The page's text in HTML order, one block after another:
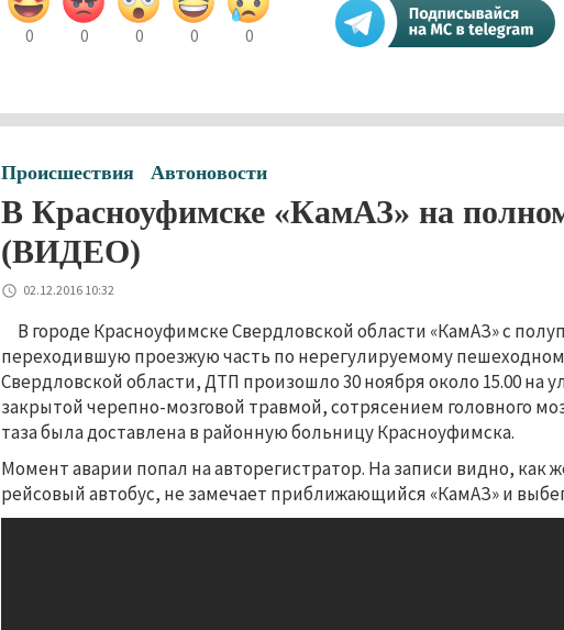
0 0 0 0 0
Происшествия Автоновости
В Красноуфимске «КамАЗ» на
(ВИДЕО)
02.12.2016 10:32
В городе Красноуфимске Свердловской области «КамАЗ» с
переходившую проезжую часть по нерегулируемому
Свердловской области, ДТП произошло 30 ноября около 15.00 на
закрытой черепно-мозговой травмой, сотрясением головного
таза была доставлена в районную больницу Красноуфимска.
Момент аварии попал на авторегистратор. На записи видно, как
рейсовый автобус, не замечает приближающийся «КамАЗ» и